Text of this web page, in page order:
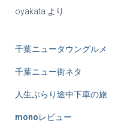
oyakata より
千葉ニュータウングルメ
千葉ニュー街ネタ
人生ぶらり途中下車の旅
monoレビュー